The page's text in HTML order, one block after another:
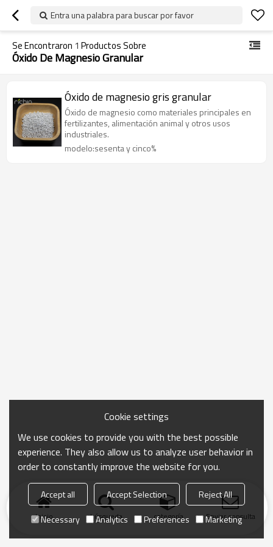
Entra una palabra para buscar por favor
Se Encontraron 1 Productos Sobre
Óxido De Magnesio Granular
Óxido de magnesio gris granular
Óxido de magnesio como materiales principales en
fertilizantes, alimentación animal y otros usos
industriales.
modelo:sesenta y cinco%
Inicio búsqueda categoría Enviar consulta
Cookie settings
We use cookies to provide you with the best possible
experience. They also allow us to analyze user behavior in
order to constantly improve the website for you.
Accept all Accept Selection
Reject All
Necessary
Analytics Preferences Marketing